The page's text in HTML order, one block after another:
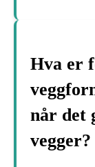
Hva er
når det
vegger?